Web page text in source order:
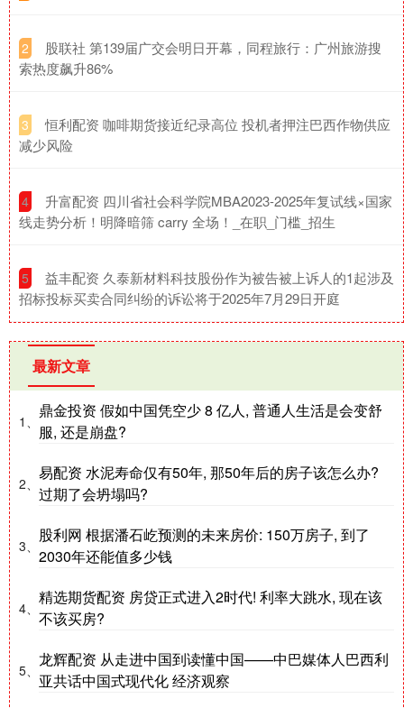
2
​股联社 第139届广交会明日开幕，同程旅行：广州旅游搜
索热度飙升86%
3
​恒利配资 咖啡期货接近纪录高位 投机者押注巴西作物供应
减少风险
4
​升富配资 四川省社会科学院MBA2023-2025年复试线×国家
线走势分析！明降暗筛 carry 全场！_在职_门槛_招生
5
​益丰配资 久泰新材料科技股份作为被告被上诉人的1起涉及
招标投标买卖合同纠纷的诉讼将于2025年7月29日开庭
最新文章
1、
鼎金投资 假如中国凭空少 8 亿人, 普通人生活是会变舒
服, 还是崩盘?
2、
易配资 水泥寿命仅有50年, 那50年后的房子该怎么办?
过期了会坍塌吗?
3、
股利网 根据潘石屹预测的未来房价: 150万房子, 到了
2030年还能值多少钱
4、
精选期货配资 房贷正式进入2时代! 利率大跳水, 现在该
不该买房?
5、
龙辉配资 从走进中国到读懂中国——中巴媒体人巴西利
亚共话中国式现代化 经济观察